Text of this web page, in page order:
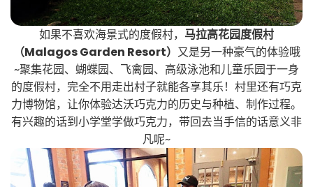
如果不喜欢海景式的度假村， 马拉高花园度假村
（Malagos Garden Resort） 又是另一种豪气的体验哦
~聚集花园、蝴蝶园、飞禽园、高级泳池和儿童乐园于一身
的度假村，完全不用走出村子就能各享其乐！村里还有巧克
力博物馆，让你体验达沃巧克力的历史与种植、制作过程。
有兴趣的话到小学堂学做巧克力，带回去当手信的话意义非
凡呢~